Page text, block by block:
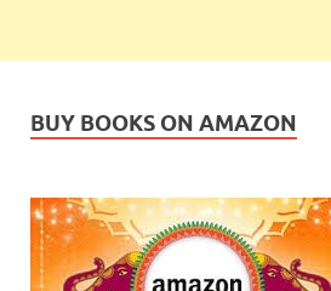
BUY BOOKS ON AMAZON